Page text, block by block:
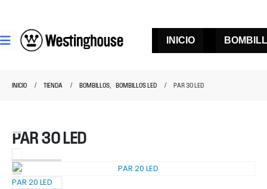
INICIO
INICIO TIENDA BOMBILLOS, BOMBILLOS LED PAR 30 LED
PAR 30 LED
PAR 20 LED